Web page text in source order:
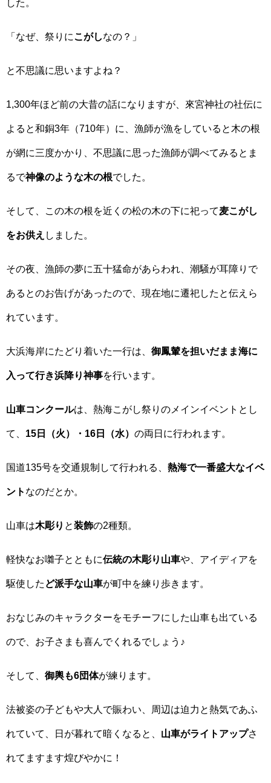
した。
「なぜ、祭りにこがしなの？」
と不思議に思いますよね？
1,300年ほど前の大昔の話になりますが、來宮神社の社伝に
よると和銅3年（710年）に、漁師が漁をしていると木の根
が網に三度かかり、不思議に思った漁師が調べてみるとま
るで神像のような木の根でした。
そして、この木の根を近くの松の木の下に祀って麦こがし
をお供え しました。
その夜、漁師の夢に五十猛命があらわれ、潮騒が耳障りで
あるとのお告げがあったので、現在地に遷祀したと伝えら
れています。
大浜海岸にたどり着いた一行は、 御鳳輦を担いだまま海に
入って行き浜降り神事を行います。
山車コンクールは、熱海こがし祭りのメインイベントとし
て、 15日（火）・16日（水） の両日に行われます。
国道135号を交通規制して行われる、 熱海で一番盛大なイベ
ント なのだとか。
山車は木彫り と装飾の2種類。
軽快なお囃子とともに伝統の木彫り山車や、アイディアを
駆使した ど派手な山車が町中を練り歩きます。
おなじみのキャラクターをモチーフにした山車も出ている
ので、お子さまも喜んでくれるでしょう♪
そして、 御輿も6団体が練ります。
法被姿の子どもや大人で賑わい、周辺は迫力と熱気であふ
れていて、日が暮れて暗くなると、 山車がライトアップさ
れてますます煌びやかに！